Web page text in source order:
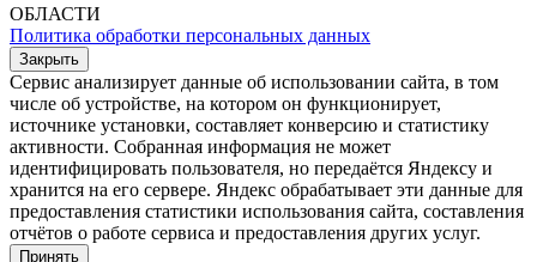
ОБЛАСТИ
Политика обработки персональных данных
Закрыть
Сервис анализирует данные об использовании сайта, в том
числе об устройстве, на котором он функционирует,
источнике установки, составляет конверсию и статистику
активности. Собранная информация не может
идентифицировать пользователя, но передаётся Яндексу и
хранится на его сервере. Яндекс обрабатывает эти данные для
предоставления статистики использования сайта, составления
отчётов о работе сервиса и предоставления других услуг.
Принять